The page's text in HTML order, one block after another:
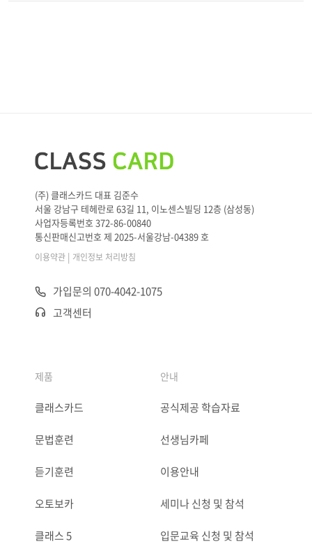
(주) 클래스카드 대표 김준수
서울 강남구 테헤란로 63길 11, 이노센스빌딩 12층 (삼성동)
사업자등록번호 372-86-00840
통신판매신고번호 제 2025-서울강남-04389 호
이용약관 | 개인정보 처리방침
가입문의 070-4042-1075
고객센터
제품
클래스카드
문법훈련
듣기훈련
오토보카
클래스 5
안내
공식제공 학습자료
선생님카페
이용안내
세미나 신청 및 참석
입문교육 신청 및 참석